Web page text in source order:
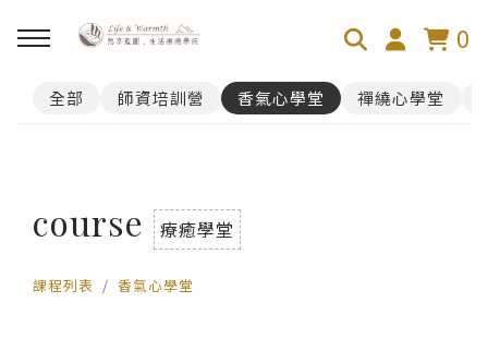
0
回主選單
禪繞遊台灣
全部 師資培訓營 香氣心學堂 禪繞心學堂
course 療癒學堂
課程列表 香氣心學堂